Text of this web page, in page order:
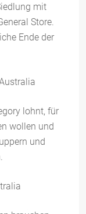
mit
Store.
Ende der
lohnt, für
wollen und
und